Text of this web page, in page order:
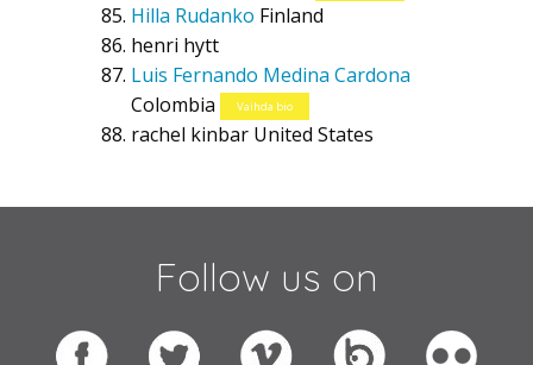
Hilla Rudanko Finland
henri hytt
Luis Fernando Medina Cardona
Colombia
Vaihda bio
rachel kinbar United States
Follow us on